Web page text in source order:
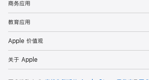
商务应用
教育应用
Apple 价值观
关于 Apple